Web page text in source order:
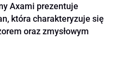
Axami prezentuje
która charakteryzuje się
oraz zmysłowym